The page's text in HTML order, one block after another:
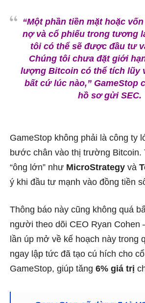
“Một phần tiền mặt hoặc
nợ và cổ phiếu trong tương
tôi có thể sẽ được đầu tư
Chúng tôi chưa đặt giới
lượng Bitcoin có thể tích lũy
bất cứ lúc nào,” GameStop
hồ sơ gửi SEC.
GameStop không phải là công ty
bước chân vào thị trường Bitcoin.
“ông lớn” như MicroStrategy và
ý khi đầu tư mạnh vào đồng tiền
Thông báo này cũng không quá
người theo dõi CEO Ryan Cohen
lần úp mở về kế hoạch này trong
ngay lập tức đã tạo cú hích cho
GameStop, giúp tăng 6% giá trị